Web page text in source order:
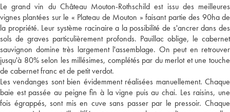
Le grand vin du Château Mouton-Rothschild est issu des meilleures
vignes plantées sur le « Plateau de Mouton » faisant partie des 90ha de
la propriété. Leur système racinaire a la possibilité de s'ancrer dans des
sols de graves particulièrement profonds. Pauillac oblige, le cabernet
sauvignon domine très largement l'assemblage. On peut en retrouver
jusqu'à 80% selon les millésimes, complétés par du merlot et une touche
de cabernet franc et de petit verdot.
Les vendanges sont bien évidemment réalisées manuellement. Chaque
baie est passée au peigne fin à la vigne puis au chai. Les raisins, une
fois égrappés, sont mis en cuve sans passer par le pressoir. Chaque